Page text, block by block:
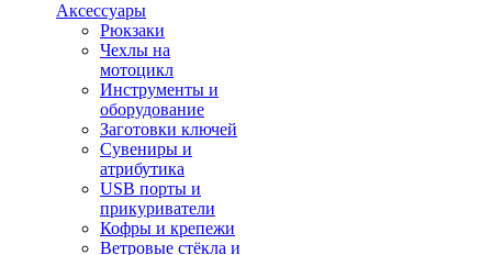
Аксессуары
Рюкзаки
Чехлы на
мотоцикл
Инструменты и
оборудование
Заготовки ключей
Сувениры и
атрибутика
USB порты и
прикуриватели
Кофры и крепежи
Ветровые стёкла и